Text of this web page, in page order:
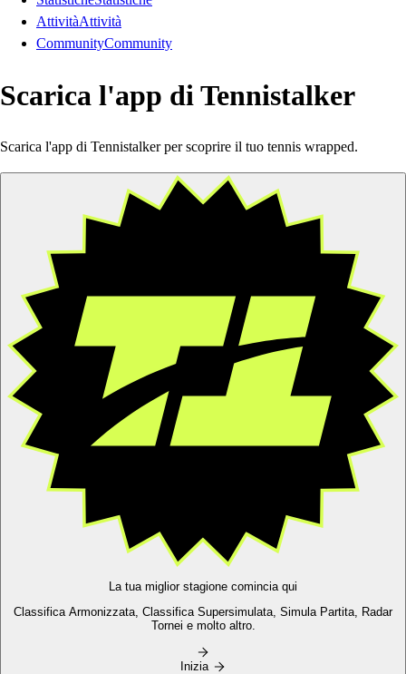
AttivitàAttività
CommunityCommunity
Scarica l'app di Tennistalker
Scarica l'app di Tennistalker per scoprire il tuo tennis wrapped.
La tua miglior stagione comincia qui
Classifica Armonizzata, Classifica Supersimulata, Simula Partita, Radar
Tornei e molto altro.
Inizia